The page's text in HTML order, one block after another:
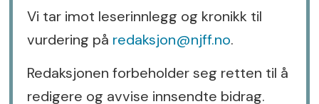
Vi tar imot leserinnlegg og kronikk til
vurdering på redaksjon@njff.no.
Redaksjonen forbeholder seg retten til å
redigere og avvise innsendte bidrag.